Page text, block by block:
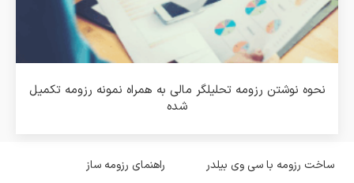
نحوه نوشتن رزومه تحلیلگر مالی به همراه نمونه رزومه تکمیل
شده
ساخت رزومه با سی وی بیلدر راهنمای رزومه ساز